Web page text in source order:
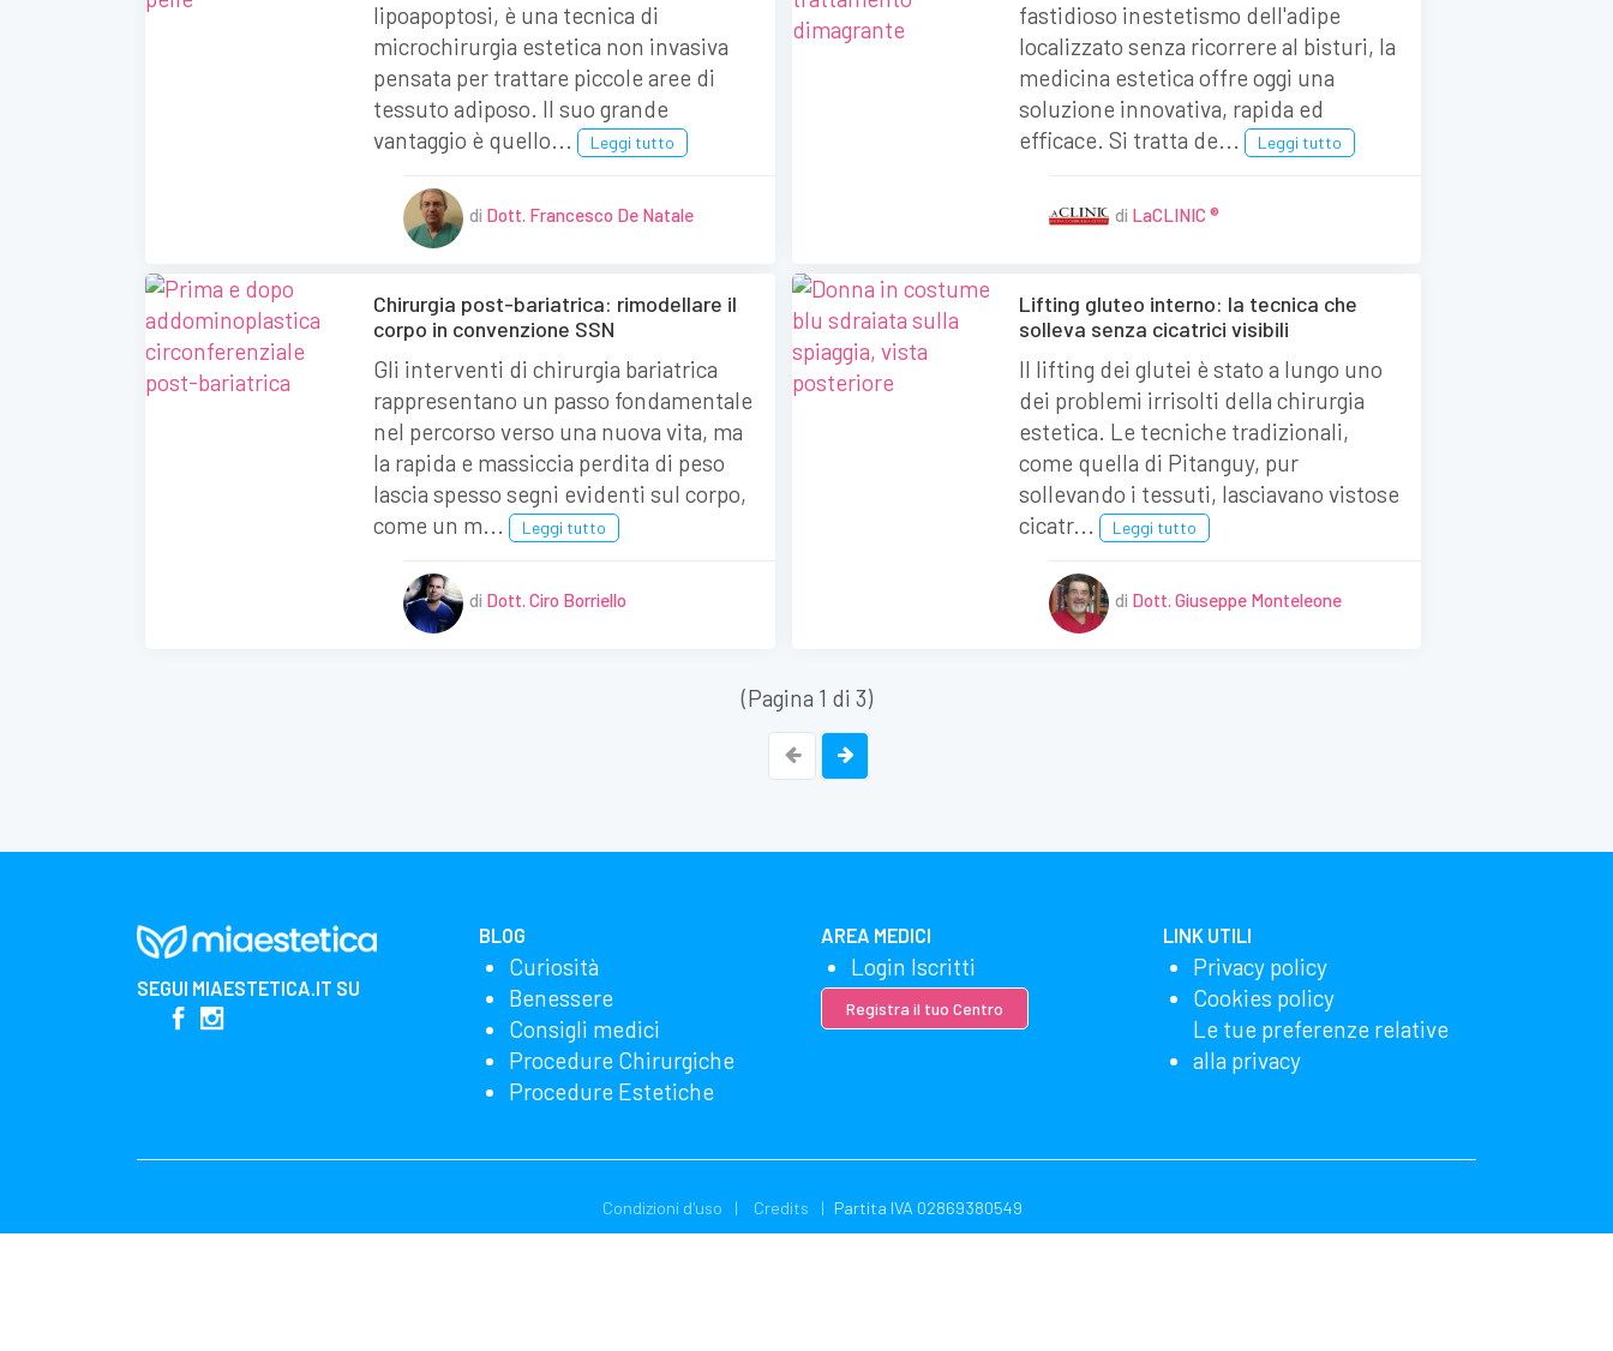
lipoapoptosi, è una tecnica di
microchirurgia estetica non invasiva
pensata per trattare piccole aree di
tessuto adiposo. Il suo grande
vantaggio è quello...
Leggi tutto
di Dott. Francesco De Natale
fastidioso inestetismo dell'adipe
localizzato senza ricorrere al bisturi, la
medicina estetica offre oggi una
soluzione innovativa, rapida ed
efficace. Si tratta de...
Leggi tutto
di LaCLINIC ®
Chirurgia post-bariatrica: rimodellare il
corpo in convenzione SSN
Gli interventi di chirurgia bariatrica
rappresentano un passo fondamentale
nel percorso verso una nuova vita, ma
la rapida e massiccia perdita di peso
lascia spesso segni evidenti sul corpo,
come un m...
Leggi tutto
di Dott. Ciro Borriello
Lifting gluteo interno: la tecnica che
solleva senza cicatrici visibili
Il lifting dei glutei è stato a lungo uno
dei problemi irrisolti della chirurgia
estetica. Le tecniche tradizionali,
come quella di Pitanguy, pur
sollevando i tessuti, lasciavano vistose
cicatr...
Leggi tutto
di Dott. Giuseppe Monteleone
(Pagina 1 di 3)
SEGUI MIAESTETICA.IT SU
BLOG
Curiosità
Benessere
Consigli medici
Procedure Chirurgiche
Procedure Estetiche
AREA MEDICI
Login Iscritti
Registra il tuo Centro
LINK UTILI
Privacy policy
Cookies policy
Le tue preferenze relative
alla privacy
Condizioni d'uso Credits Partita IVA 02869380549